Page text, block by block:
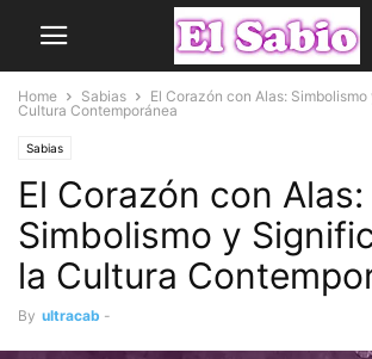
Home Sabias
El Corazón con Alas:
Cultura Contemporánea
Sabias
El Corazón con Alas:
Simbolismo y
la Cultura
By ultracab -